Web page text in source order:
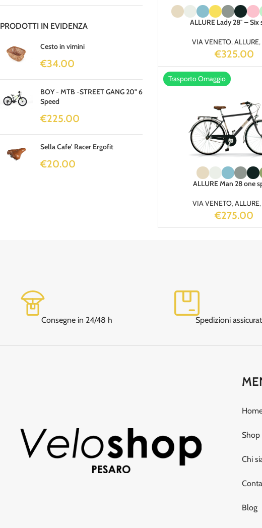
PRODOTTI IN EVIDENZA
Cesto in vimini
€34.00
BOY - MTB -STREET GANG 20" 6
Speed
€225.00
Sella Cafe' Racer Ergofit
€20.00
ALLURE Lady 28″ – Six
VIA VENETO,ALLURE,
€325.00
Trasporto Omaggio
ALLURE Man 28 one
VIA VENETO,ALLURE
€275.00
Consegne in 24/48 h Spedizioni
Shop
Chi
Blog